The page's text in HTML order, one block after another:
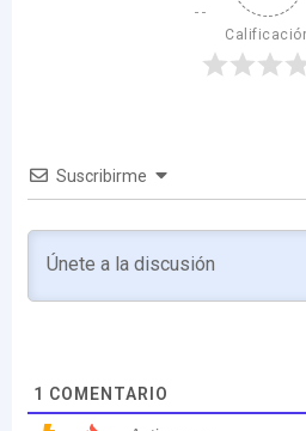
Suscribirme
1 COMENTARIO